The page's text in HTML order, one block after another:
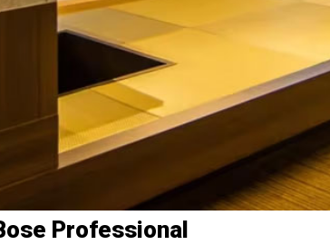
Professional